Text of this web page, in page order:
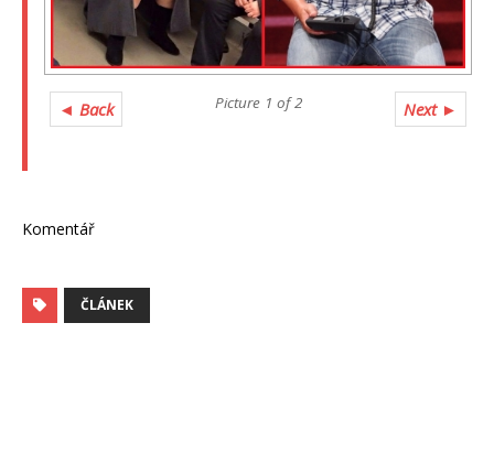
◄ Back Next ►
Picture 1 of 2
Komentář
ČLÁNEK